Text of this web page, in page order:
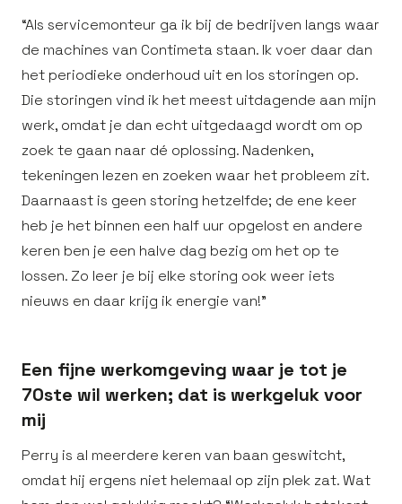
“Als servicemonteur ga ik bij de bedrijven langs waar
de machines van Contimeta staan. Ik voer daar dan
het periodieke onderhoud uit en los storingen op.
Die storingen vind ik het meest uitdagende aan mijn
werk, omdat je dan echt uitgedaagd wordt om op
zoek te gaan naar dé oplossing. Nadenken,
tekeningen lezen en zoeken waar het probleem zit.
Daarnaast is geen storing hetzelfde; de ene keer
heb je het binnen een half uur opgelost en andere
keren ben je een halve dag bezig om het op te
lossen. Zo leer je bij elke storing ook weer iets
nieuws en daar krijg ik energie van!”
Een fijne werkomgeving waar je tot je
70ste wil werken; dat is werkgeluk voor
mij
Perry is al meerdere keren van baan geswitcht,
omdat hij ergens niet helemaal op zijn plek zat. Wat